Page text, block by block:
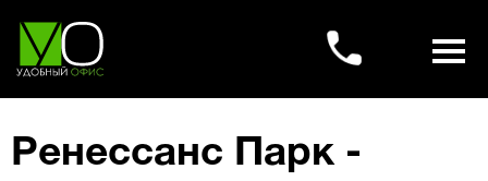
Ренессанс Парк -